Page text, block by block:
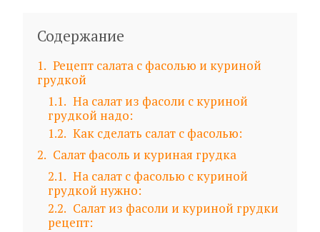
Содержание
1
Рецепт салата с фасолью и куриной
грудкой
1.1
На салат из фасоли с куриной
грудкой надо:
1.2
Как сделать салат с фасолью:
2
Салат фасоль и куриная грудка
2.1
На салат с фасолью с куриной
грудкой нужно:
2.2
Салат из фасоли и куриной грудки
рецепт: